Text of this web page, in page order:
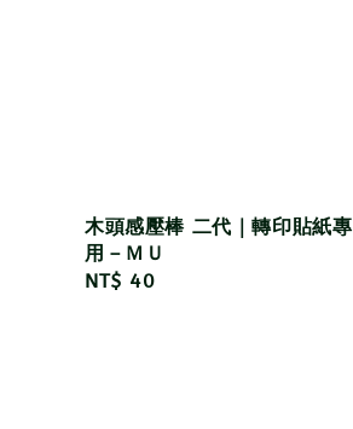
木頭感壓棒 二代｜轉印貼紙專
用－ＭＵ
Regular
NT$ 40